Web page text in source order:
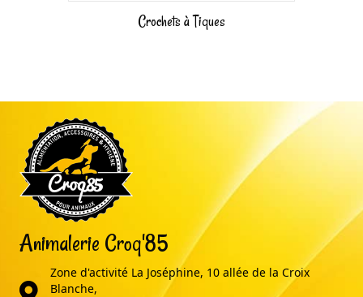
Crochets à Tiques
Animalerie Croq'85
adresse
Zone d'activité La Joséphine, 10 allée de la Croix
Blanche,